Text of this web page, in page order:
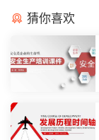
猜你喜欢